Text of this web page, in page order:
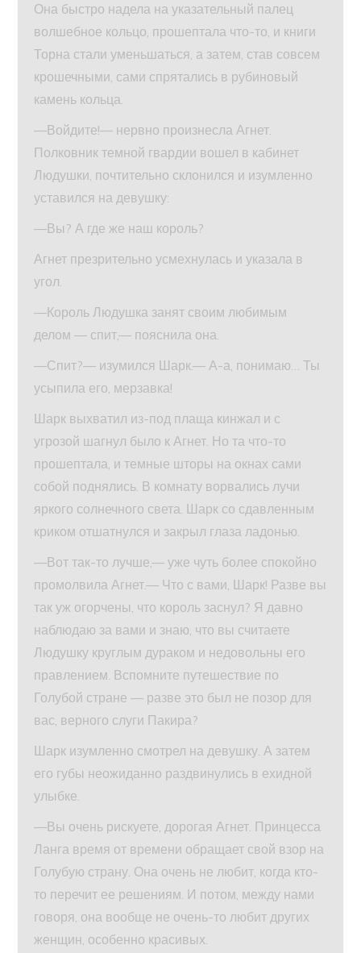
Она быстро надела на указательный палец
волшебное кольцо, прошептала что-то, и книги
Торна стали уменьшаться, а затем, став совсем
крошечными, сами спрятались в рубиновый
камень кольца.
—Войдите!— нервно произнесла Агнет.
Полковник темной гвардии вошел в кабинет
Людушки, почтительно склонился и изумленно
уставился на девушку:
—Вы? А где же наш король?
Агнет презрительно усмехнулась и указала в
угол.
—Король Людушка занят своим любимым
делом — спит,— пояснила она.
—Спит?— изумился Шарк.— А-а, понимаю… Ты
усыпила его, мерзавка!
Шарк выхватил из-под плаща кинжал и с
угрозой шагнул было к Агнет. Но та что-то
прошептала, и темные шторы на окнах сами
собой поднялись. В комнату ворвались лучи
яркого солнечного света. Шарк со сдавленным
криком отшатнулся и закрыл глаза ладонью.
—Вот так-то лучше,— уже чуть более спокойно
промолвила Агнет.— Что с вами, Шарк! Разве вы
так уж огорчены, что король заснул? Я давно
наблюдаю за вами и знаю, что вы считаете
Людушку круглым дураком и недовольны его
правлением. Вспомните путешествие по
Голубой стране — разве это был не позор для
вас, верного слуги Пакира?
Шарк изумленно смотрел на девушку. А затем
его губы неожиданно раздвинулись в ехидной
улыбке.
—Вы очень рискуете, дорогая Агнет. Принцесса
Ланга время от времени обращает свой взор на
Голубую страну. Она очень не любит, когда кто-
то перечит ее решениям. И потом, между нами
говоря, она вообще не очень-то любит других
женщин, особенно красивых.